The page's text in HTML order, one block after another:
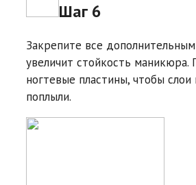
Шаг 6
Закрепите все
увеличит стойкость маникюра.
ногтевые пластины, чтобы
поплыли.